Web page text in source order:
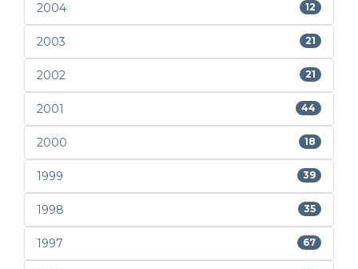
2004 12
2003 21
2002 21
2001 44
2000 18
1999 39
1998 35
1997 67